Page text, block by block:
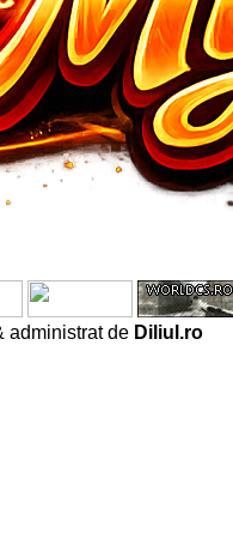
administrat de Diliul.ro